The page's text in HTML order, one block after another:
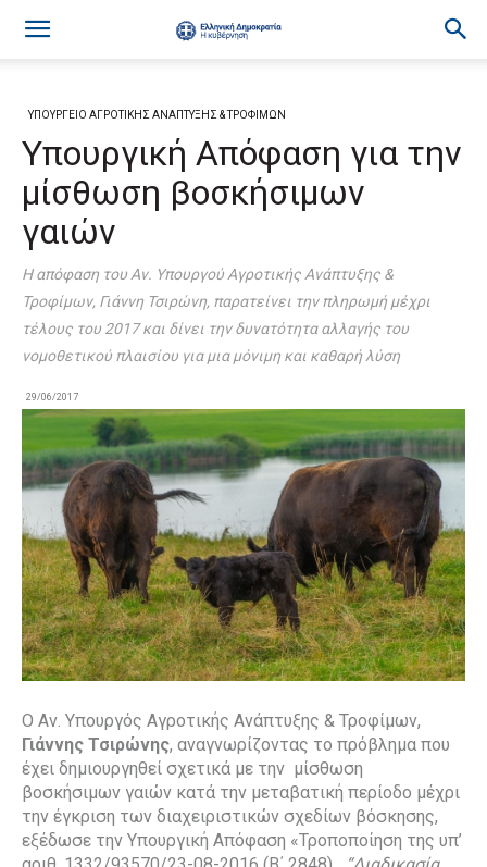
ΥΠΟΥΡΓΕΙΟ ΑΓΡΟΤΙΚΗΣ ΑΝΑΠΤΥΞΗΣ & ΤΡΟΦΙΜΩΝ
Υπουργική Απόφαση για την
μίσθωση βοσκήσιμων
γαιών
Η απόφαση του Αν. Υπουργού Αγροτικής Ανάπτυξης &
Τροφίμων, Γιάννη Τσιρώνη, παρατείνει την πληρωμή μέχρι
τέλους του 2017 και δίνει την δυνατότητα αλλαγής του
νομοθετικού πλαισίου για μια μόνιμη και καθαρή λύση
29/06/2017
Ο Αν. Υπουργός Αγροτικής Ανάπτυξης & Τροφίμων,
Γιάννης Τσιρώνης, αναγνωρίζοντας το πρόβλημα που
έχει δημιουργηθεί σχετικά με την μίσθωση
βοσκήσιμων γαιών κατά την μεταβατική περίοδο μέχρι
την έγκριση των διαχειριστικών σχεδίων βόσκησης,
εξέδωσε την Υπουργική Απόφαση «Τροποποίηση της υπ’